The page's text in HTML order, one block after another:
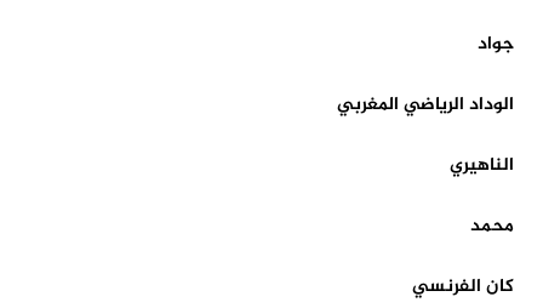
جواد
الوداد الرياضي المغربي
الناهيري
محمد
كان الفرنسي